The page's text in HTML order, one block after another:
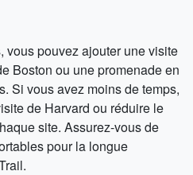
vous pouvez ajouter une visite
Boston ou une promenade en
Si vous avez moins de temps,
de Harvard ou réduire le
site. Assurez-vous de
pour la longue